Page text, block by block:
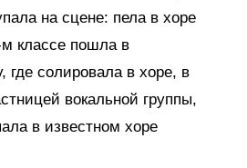
на сцене: пела в хоре
классе пошла в
где солировала в хоре, в
вокальной группы,
в известном хоре